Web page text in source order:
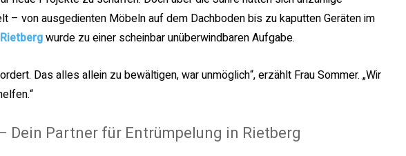
– von ausgedienten Möbeln auf dem Dachboden bis zu kaputten Geräten im
wurde zu einer scheinbar unüberwindbaren Aufgabe.
Das alles allein zu bewältigen, war unmöglich“, erzählt Frau Sommer. „Wir
Dein Partner für Entrümpelung in Rietberg